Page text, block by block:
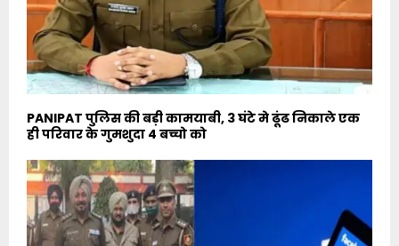
PANIPAT पुलिस की बड़ी कामयाबी, 3 घंटे मे ढूंढ निकाले एक
ही परिवार के गुमशुदा 4 बच्चो को